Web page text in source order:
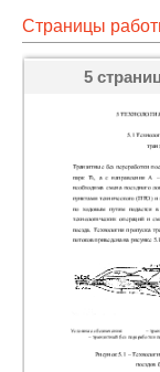
Страницы
5